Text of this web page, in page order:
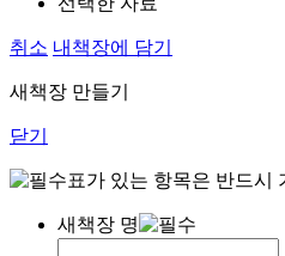
취소 내책장에 담기
새책장 만들기
닫기
표가 있는 항목은 반드시
새책장 명